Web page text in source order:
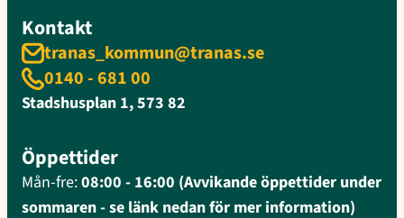
Kontakt
tranas_kommun@tranas.se
0140 - 681 00
Stadshusplan 1, 573 82
Öppettider
Mån-fre:08:00 - 16:00 (Avvikande öppettider under
sommaren - se länk nedan för mer information)